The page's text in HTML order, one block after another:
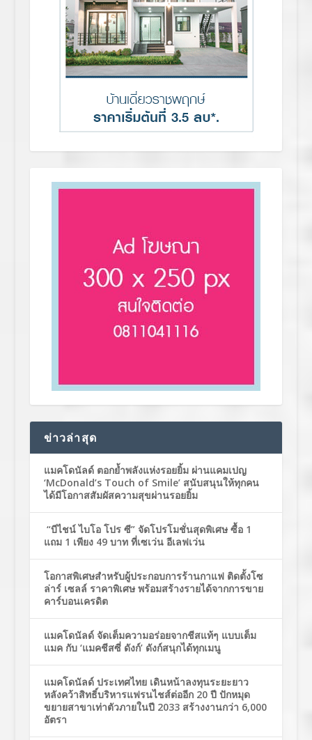
ข่าวล่าสุด
แมคโดนัลด์ ตอกย้ำพลังแห่งรอยยิ้ม ผ่านแคมเปญ
‘McDonald’s Touch of Smile’ สนับสนุนให้ทุกคน
ได้มีโอกาสสัมผัสความสุขผ่านรอยยิ้ม
“บีไชน์ ไบโอ โปร ซี” จัดโปรโมชั่นสุดพิเศษ ซื้อ 1
แถม 1 เพียง 49 บาท ที่เซเว่น อีเลฟเว่น
โอกาสพิเศษสำหรับผู้ประกอบการร้านกาแฟ ติดตั้งโซ
ล่าร์ เซลล์ ราคาพิเศษ พร้อมสร้างรายได้จากการขาย
คาร์บอนเครดิต
แมคโดนัลด์ จัดเต็มความอร่อยจากชีสแท้ๆ แบบเต็ม
แมค กับ ‘แมคชีสซี่ ดังก์’ ดังก์สนุกได้ทุกเมนู
แมคโดนัลด์ ประเทศไทย เดินหน้าลงทุนระยะยาว
หลังคว้าสิทธิ์บริหารแฟรนไชส์ต่ออีก 20 ปี ปักหมุด
ขยายสาขาเท่าตัวภายในปี 2033 สร้างงานกว่า 6,000
อัตรา